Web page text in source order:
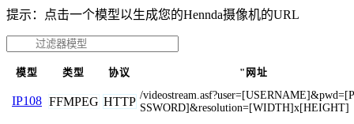
提示：点击一个模型以生成您的Hennda摄像机的URL
模型 类型 协议 "网址
IP108 FFMPEG HTTP /
SSWORD]&resolution=[WIDTH]x[HEIGHT]